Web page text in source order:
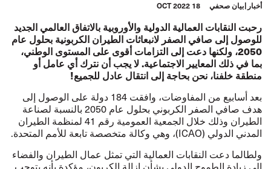
أخبار بيان صحفي 18 OCT 2022
رحبت النقابات العمالية الدولية والأوروبية بالاتفاق العالمي الجديد
للوصول إلى صافي الصفر لانبعاثات الطيران الكربونية بحلول عام
2050، ولكنها دعت إلى التزامات أقوى على المستوى الوطني،
بما في ذلك المعايير الاجتماعية. لا يجب أن نترك أي عامل أو
منطقة خلفنا، نحن بحاجة إلى انتقال عادل للجميع!
بعد أسابيع من المفاوضات، وافقت 184 دولة على الوصول إلى
هدف صافي الصفر الكربوني بحلول عام 2050 بالنسبة لصناعة
الطيران وذلك خلال الجمعية العمومية رقم 41 لمنظمة الطيران
المدني الدولي (ICAO‏)، وهي وكالة متخصصة تابعة للأمم المتحدة.
ولطالما دعت النقابات العمالية التي تمثل عمال الطيران والفضاء
إلى زيادة الطموح الدولي بشأن إزالة الكربون، مؤكدة بأنه يتوجب